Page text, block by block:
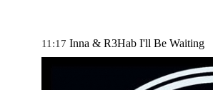
11:17 Inna & R3Hab I'll Be Waiting